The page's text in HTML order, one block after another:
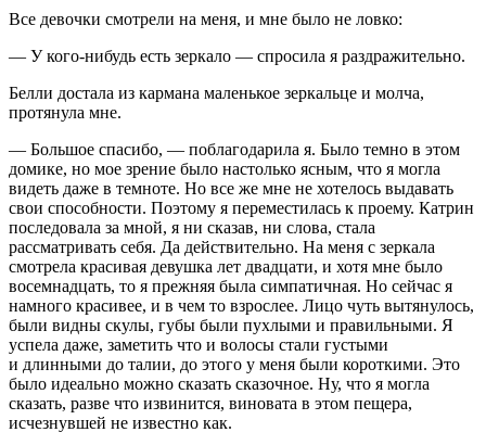
Все девочки смотрели на меня, и мне было не ловко:
— У кого-нибудь есть зеркало — спросила я раздражительно.
Белли достала из кармана маленькое зеркальце и молча,
протянула мне.
— Большое спасибо, — поблагодарила я. Было темно в этом
домике, но мое зрение было настолько ясным, что я могла
видеть даже в темноте. Но все же мне не хотелось выдавать
свои способности. Поэтому я переместилась к проему. Катрин
последовала за мной, я ни сказав, ни слова, стала
рассматривать себя. Да действительно. На меня с зеркала
смотрела красивая девушка лет двадцати, и хотя мне было
восемнадцать, то я прежняя была симпатичная. Но сейчас я
намного красивее, и в чем то взрослее. Лицо чуть вытянулось,
были видны скулы, губы были пухлыми и правильными. Я
успела даже, заметить что и волосы стали густыми
и длинными до талии, до этого у меня были короткими. Это
было идеально можно сказать сказочное. Ну, что я могла
сказать, разве что извинится, виновата в этом пещера,
исчезнувшей не известно как.